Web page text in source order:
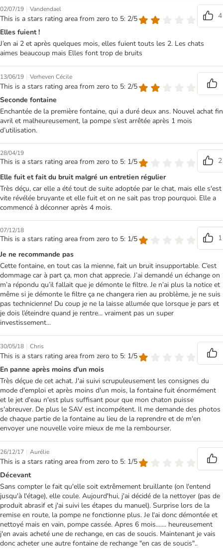
02/07/19 | Vandendael
This is a stars rating area from zero to 5: 2/5
4
Elles fuient !
J’en ai 2 et après quelques mois, elles fuient touts les 2. Les chats
aimes beaucoup mais Elles font trop de bruits
13/06/19 | Verheven Cécile
This is a stars rating area from zero to 5: 2/5
Seconde fontaine
Enchantée de la première fontaine, qui a duré deux ans. Nouvel achat fin
avril et malheureusement, la pompe s’est arrêtée après 1 mois
d’utilisation.
28/04/19
This is a stars rating area from zero to 5: 1/5
2
Elle fuit et fait du bruit malgré un entretien régulier
Très déçu, car elle a été tout de suite adoptée par le chat, mais elle s'est
vite révélée bruyante et elle fuit et on ne sait pas trop pourquoi. Elle a
commencé à déconner après 4 mois.
07/12/18
This is a stars rating area from zero to 5: 1/5
1
Je ne recommande pas
Cette fontaine, en tout cas la mienne, fait un bruit insupportable. C’est
dommage car à part ça, mon chat apprecie. J’ai demandé un échange on
m’a répondu qu’il fallait que je démonte le filtre. Je n’ai plus la notice et
même si je démonte le filtre ça ne changera rien au problème, je ne suis
pas technicienne! Du coup je ne la laisse allumée que lorsque je pars et
je dois l’éteindre quand je rentre... vraiment pas un super
investissement...
30/05/18 | Chris
This is a stars rating area from zero to 5: 1/5
En panne après moins d'un mois
Très déçue de cet achat. J'ai suivi scrupuleusement les consignes du
mode d'emploi et après moins d'un mois, la fontaine fuit énormément
et le jet d'eau n'est plus suffisant pour que mon chaton puisse
s'abreuver. De plus le SAV est incompétent. Il me demande des photos
de chaque partie de la fontaine au lieu de la reprendre et de m'en
envoyer une nouvelle voire mieux de me la rembourser.
26/12/17 | Aurélie
This is a stars rating area from zero to 5: 1/5
Décevant
Sans compter le fait qu'elle soit extrêmement bruillante (on l'entend
jusqu'à l'étage), elle coule. Aujourd'hui, j'ai décidé de la nettoyer (pas de
produit abrasif et j'ai suivi les étapes du manuel). Surprise lors de la
remise en route, la pompe ne fonctionne plus. Je l'ai donc démontée et
nettoyé mais en vain, pompe cassée. Apres 6 mois....... heureusement
j'en avais acheté une de rechange, en cas de soucis. Maintenant je vais
donc acheter une autre fontaine de rechange "en cas de soucis"..